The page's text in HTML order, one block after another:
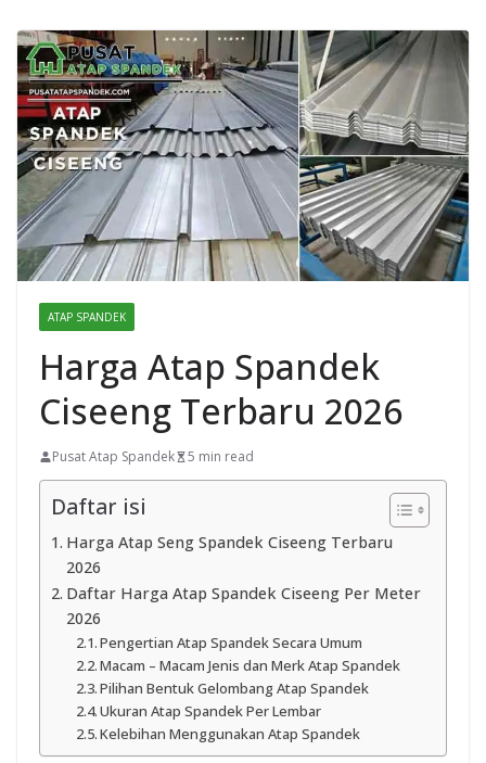
ATAP SPANDEK
Harga Atap Spandek
Ciseeng Terbaru 2026
Pusat Atap Spandek 5 min read
Daftar isi
Harga Atap Seng Spandek Ciseeng Terbaru
2026
Daftar Harga Atap Spandek Ciseeng Per Meter
2026
Pengertian Atap Spandek Secara Umum
Macam – Macam Jenis dan Merk Atap Spandek
Pilihan Bentuk Gelombang Atap Spandek
Ukuran Atap Spandek Per Lembar
Kelebihan Menggunakan Atap Spandek